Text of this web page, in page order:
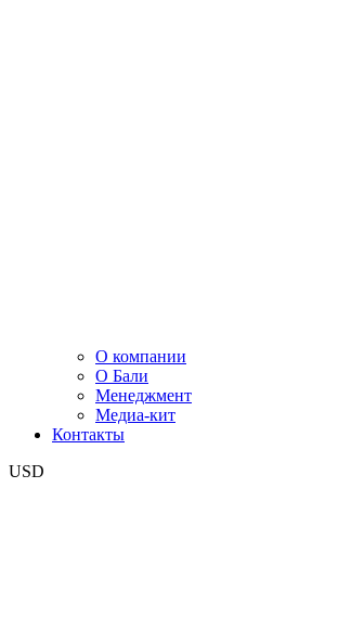
О компании
О Бали
Менеджмент
Медиа-кит
Контакты
USD